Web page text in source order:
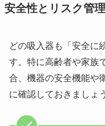
安全性とリスク管理
どの吸入器も「安全に
す。特に高齢者や家族
合、機器の安全機能や
に確認しておきましょ